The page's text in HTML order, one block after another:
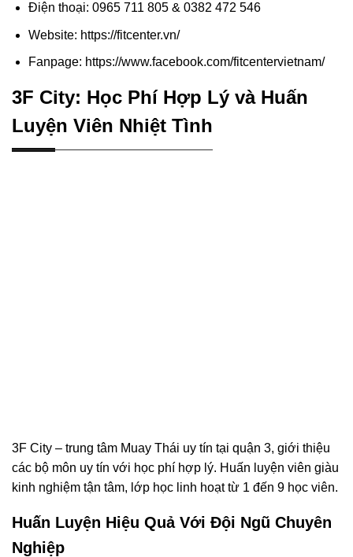
Điện thoại: 0965 711 805 & 0382 472 546
Website: https://fitcenter.vn/
Fanpage: https://www.facebook.com/fitcentervietnam/
3F City: Học Phí Hợp Lý và Huấn
Luyện Viên Nhiệt Tình
3F City – trung tâm Muay Thái uy tín tại quận 3, giới thiệu
các bộ môn uy tín với học phí hợp lý. Huấn luyện viên giàu
kinh nghiệm tận tâm, lớp học linh hoạt từ 1 đến 9 học viên.
Huấn Luyện Hiệu Quả Với Đội Ngũ Chuyên
Nghiệp